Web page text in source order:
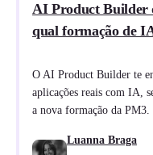
AI Product Builder
qual formação de
O AI Product Builder te
aplicações reais com IA,
a nova formação da PM3.
Luanna Braga